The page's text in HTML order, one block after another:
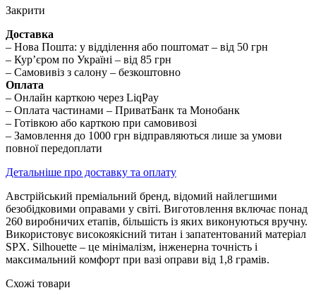
Закрити
Доставка
– Нова Пошта: у відділення або поштомат – від 50 грн
– Кур’єром по Україні – від 85 грн
– Самовивіз з салону – безкоштовно
Оплата
– Онлайн карткою через LiqPay
– Оплата частинами – ПриватБанк та Монобанк
– Готівкою або карткою при самовивозі
– Замовлення до 1000 грн відправляються лише за умови
повної передоплати
Детальніше про доставку та оплату
Австрійський преміальний бренд, відомий найлегшими
безобідковими оправами у світі. Виготовлення включає понад
260 виробничих етапів, більшість із яких виконуються вручну.
Використовує високоякісний титан і запатентований матеріал
SPX. Silhouette – це мінімалізм, інженерна точність і
максимальний комфорт при вазі оправи від 1,8 грамів.
Схожі товари